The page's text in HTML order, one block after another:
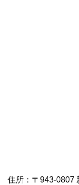
住所：〒943-0807